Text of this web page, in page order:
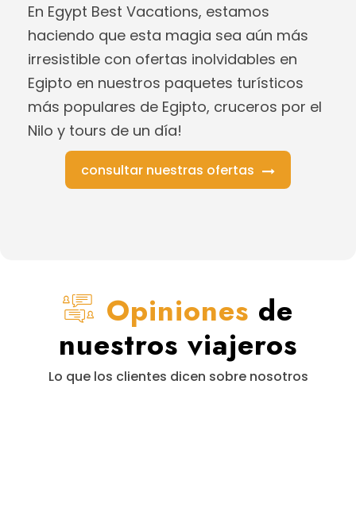
En Egypt Best Vacations, estamos
haciendo que esta magia sea aún más
irresistible con ofertas inolvidables en
Egipto en nuestros paquetes turísticos
más populares de Egipto, cruceros por el
Nilo y tours de un día!
consultar nuestras ofertas
Opiniones de
nuestros viajeros
Lo que los clientes dicen sobre nosotros